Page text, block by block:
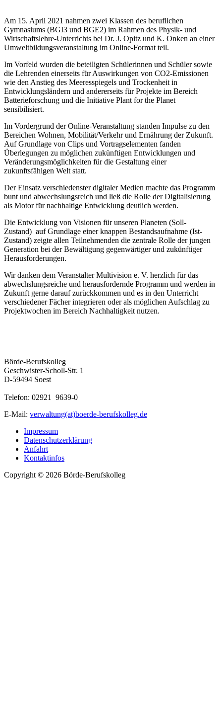
Am 15. April 2021 nahmen zwei Klassen des beruflichen
Gymnasiums (BGI3 und BGE2) im Rahmen des Physik- und
Wirtschaftslehre-Unterrichts bei Dr. J. Opitz und K. Onken an einer
Umweltbildungsveranstaltung im Online-Format teil.
Im Vorfeld wurden die beteiligten Schülerinnen und Schüler sowie
die Lehrenden einerseits für Auswirkungen von CO2-Emissionen
wie den Anstieg des Meeresspiegels und Trockenheit in
Entwicklungsländern und andererseits für Projekte im Bereich
Batterieforschung und die Initiative Plant for the Planet
sensibilisiert.
Im Vordergrund der Online-Veranstaltung standen Impulse zu den
Bereichen Wohnen, Mobilität/Verkehr und Ernährung der Zukunft.
Auf Grundlage von Clips und Vortragselementen fanden
Überlegungen zu möglichen zukünftigen Entwicklungen und
Veränderungsmöglichkeiten für die Gestaltung einer
zukunftsfähigen Welt statt.
Der Einsatz verschiedenster digitaler Medien machte das Programm
bunt und abwechslungsreich und ließ die Rolle der Digitalisierung
als Motor für nachhaltige Entwicklung deutlich werden.
Die Entwicklung von Visionen für unseren Planeten (Soll-
Zustand) auf Grundlage einer knappen Bestandsaufnahme (Ist-
Zustand) zeigte allen Teilnehmenden die zentrale Rolle der jungen
Generation bei der Bewältigung gegenwärtiger und zukünftiger
Herausforderungen.
Wir danken dem Veranstalter Multivision e. V. herzlich für das
abwechslungsreiche und herausfordernde Programm und werden in
Zukunft gerne darauf zurückkommen und es in den Unterricht
verschiedener Fächer integrieren oder als möglichen Aufschlag zu
Projektwochen im Bereich Nachhaltigkeit nutzen.
Börde-Berufskolleg
Geschwister-Scholl-Str. 1
D-59494 Soest
Telefon: 02921 9639-0
E-Mail: verwaltung(at)boerde-berufskolleg.de
Impressum
Datenschutzerklärung
Anfahrt
Kontaktinfos
Copyright © 2026 Börde-Berufskolleg